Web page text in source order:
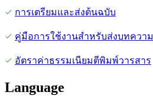
การเตรียมและส่งต้นฉบับ
คู่มือการใช้งานสำหรับส่งบทความ
อัตราค่าธรรมเนียมตีพิมพ์วารสาร
Language